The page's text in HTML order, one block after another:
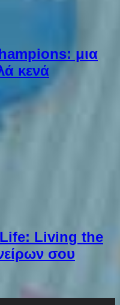
μια
κενά
Living the
σου